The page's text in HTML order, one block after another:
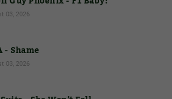
03, 2026
- Shame
03, 2026